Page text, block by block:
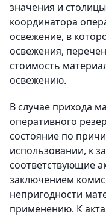
значения и
координатора
освежение, в
освежения,
стоимость
освежению.
В случае прихода
оперативного
состояние по
использовании, к
соответствующие
заключением
непригодности
применению. К